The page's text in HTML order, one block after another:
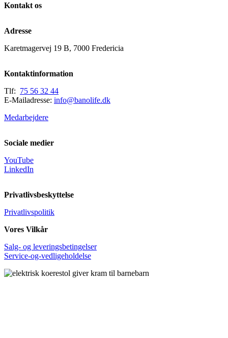
Kontakt os
Adresse
Karetmagervej 19 B, 7000 Fredericia
Kontaktinformation
Tlf: 75 56 32 44
E-Mailadresse: info@banolife.dk
Medarbejdere
Sociale medier
YouTube
LinkedIn
Privatlivsbeskyttelse
Privatlivspolitik
Vores Vilkår
Salg- og leveringsbetingelser
Service-og-vedligeholdelse